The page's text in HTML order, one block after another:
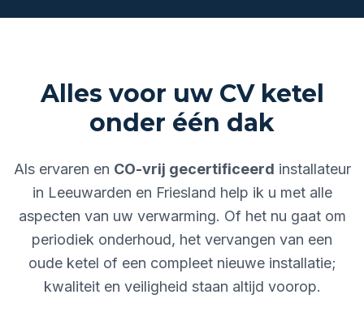
Alles voor uw CV ketel
onder één dak
Als ervaren en CO-vrij gecertificeerd installateur
in Leeuwarden en Friesland help ik u met alle
aspecten van uw verwarming. Of het nu gaat om
periodiek onderhoud, het vervangen van een
oude ketel of een compleet nieuwe installatie;
kwaliteit en veiligheid staan altijd voorop.